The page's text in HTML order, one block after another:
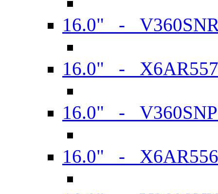
16.0" -
16.0" -
16.0" -
16.0" -